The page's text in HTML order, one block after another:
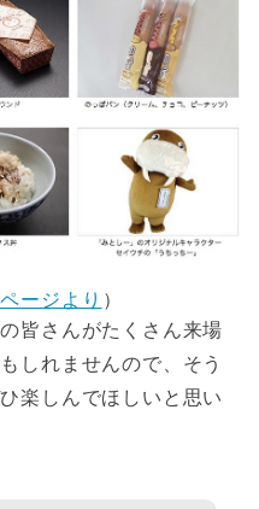
ージより ）
皆さんがたくさん来場
しれませんので、そう
楽しんでほしいと思い